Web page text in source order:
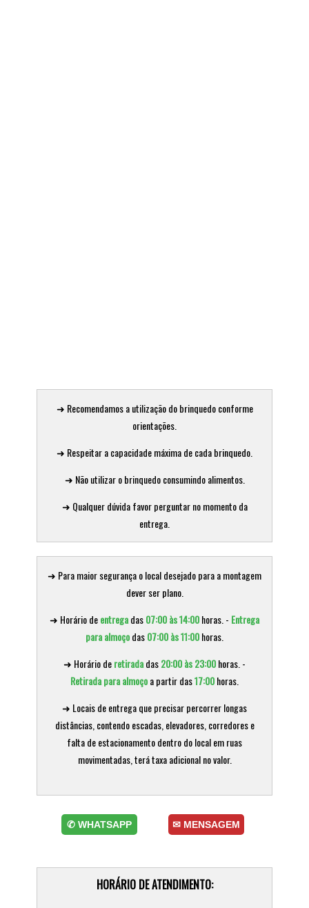
✉ MENSAGEM
✆ WHATSAPP
HORÁRIO DE ATENDIMENTO: